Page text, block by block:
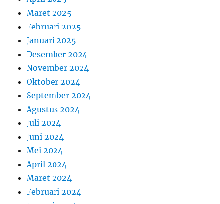
Maret 2025
Februari 2025
Januari 2025
Desember 2024
November 2024
Oktober 2024
September 2024
Agustus 2024
Juli 2024
Juni 2024
Mei 2024
April 2024
Maret 2024
Februari 2024